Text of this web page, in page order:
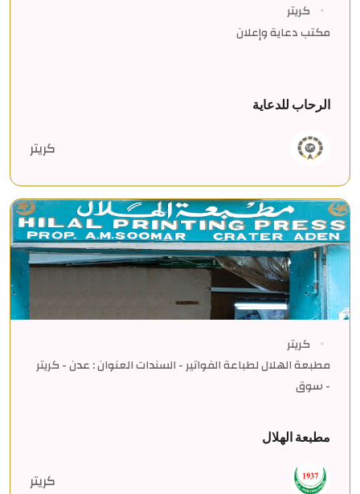
كريتر
مكتب دعاية وإعلان
الرحاب للدعاية
كريتر
كريتر
مطبعة الهلال لطباعة الفواتير - السندات العنوان : عدن - كريتر
- سوق
مطبعة الهلال
كريتر